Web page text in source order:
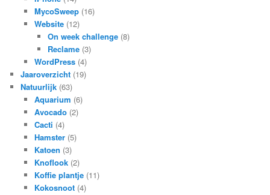
MycoSweep(16)
Website(12)
On week challenge (8)
Reclame (3)
WordPress(4)
Jaaroverzicht (19)
Natuurlijk (63)
Aquarium (6)
Avocado(2)
Cacti (4)
Hamster(5)
Katoen (3)
Knoflook(2)
Koffie plantje(11)
Kokosnoot(4)